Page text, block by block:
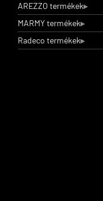
AREZZO termékek
MARMY termékek
Radeco termékek